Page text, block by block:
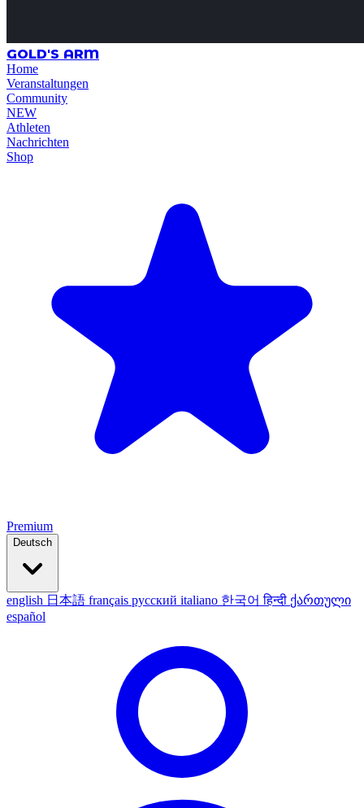
GOLD'S ARM
Home
Veranstaltungen
Community
NEW
Athleten
Nachrichten
Shop
Premium
Deutsch
english 日本語 français русский italiano 한국어हिन्दी ქართული
español